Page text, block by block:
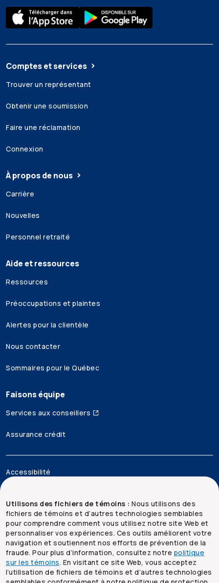
Utilisons des fichiers de témoins : Nous utilisons des
fichiers de témoins et d’autres technologies semblables
pour comprendre comment vous utilisez notre site Web et
personnaliser vos expériences. Ces outils améliorent votre
navigation et soutiennent nos efforts de prévention de la
fraude. Pour plus d’information, consultez notre politique
sur les témoins. En visitant ce site Web, vous acceptez
l’utilisation de fichiers de témoins et d’autres technologies
Comptes et services
Trouver un représentant
Obtenir une soumission
Faire une réclamation
Connexion
À propos de nous
Carrière
Nouvelles
Personnel retraité
Aide et ressources
Ressources
Préoccupations et plaintes
Alertes pour la clientèle
Nous contacter
Sommaires pour le Québec
Faisons équipe
Services aux conseillers
Assurance crédit
Accessibilité
Sécurité et confidentialité
Plan du site